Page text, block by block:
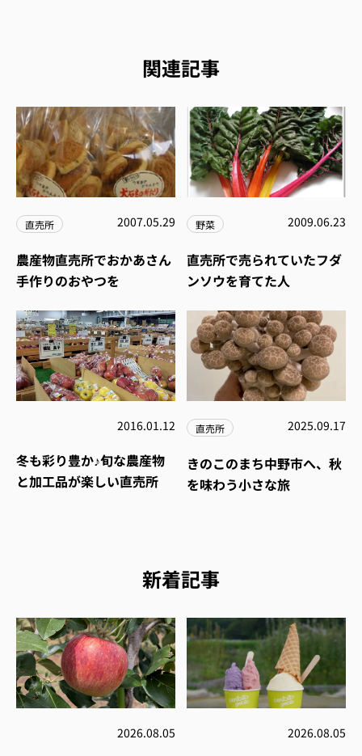
関連記事
直売所 2007.05.29
農産物直売所でおかあさん
手作りのおやつを
野菜 2009.06.23
直売所で売られていたフダ
ンソウを育てた人
2016.01.12
冬も彩り豊か♪旬な農産物
と加工品が楽しい直売所
直売所 2025.09.17
きのこのまち中野市へ、秋
を味わう小さな旅
新着記事
2026.08.05 2026.08.05